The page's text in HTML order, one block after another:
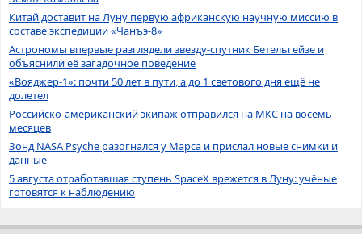
Китай доставит на Луну первую африканскую научную миссию в
составе экспедиции «Чанъэ-8»
Астрономы впервые разглядели звезду-спутник Бетельгейзе и
объяснили её загадочное поведение
«Вояджер-1»: почти 50 лет в пути, а до 1 светового дня ещё не
долетел
Российско-американский экипаж отправился на МКС на восемь
месяцев
Зонд NASA Psyche разогнался у Марса и прислал новые снимки и
данные
5 августа отработавшая ступень SpaceX врежется в Луну: учёные
готовятся к наблюдению